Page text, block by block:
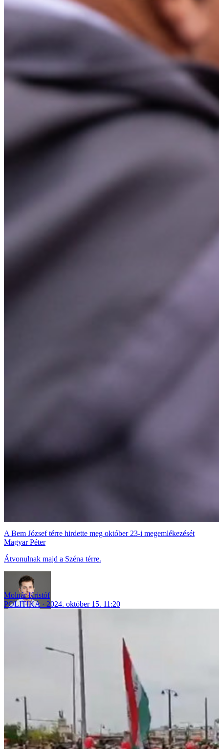
A Bem József térre hirdette meg október 23-i megemlékezését
Magyar Péter
Átvonulnak majd a Széna térre.
Molnár Kristóf
POLITIKA
2024. október 15. 11:20